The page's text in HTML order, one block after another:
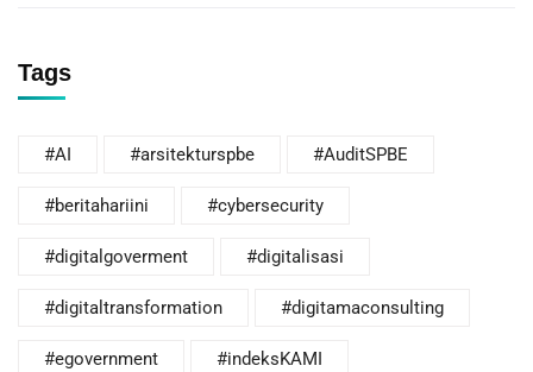
Tags
#AI #arsitekturspbe #AuditSPBE
#beritahariini #cybersecurity
#digitalgoverment #digitalisasi
#digitaltransformation #digitamaconsulting
#egovernment #indeksKAMI